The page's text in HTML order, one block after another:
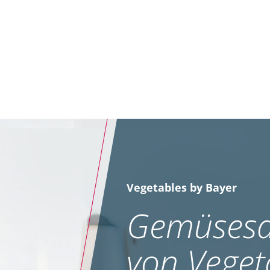
Vegetables by Bayer